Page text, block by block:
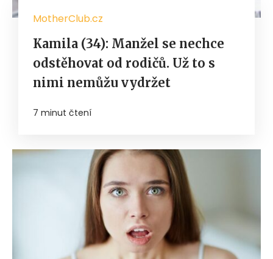
MotherClub.cz
Kamila (34): Manžel se nechce
odstěhovat od rodičů. Už to s
nimi nemůžu vydržet
7 minut čtení